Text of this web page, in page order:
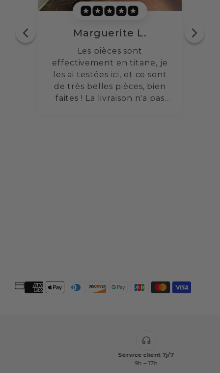
Marguerite L.
Les pièces sont
effectivement en titane, je
les ai testées ici, et ce sont
de très belles pièces, bien
faites ! La livraison n'a pas
Service client 7j/7